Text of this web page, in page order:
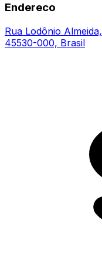
Endereco
Rua Lodônio
45530-000, Brasil